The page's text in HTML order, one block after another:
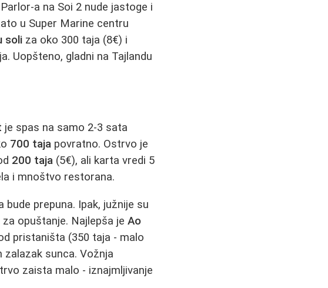
a na Soi 2 nude jastoge i
u Super Marine centru
soli za oko 300 taja (8€) i
Uopšteno, gladni na Tajlandu
je spas na samo 2-3 sata
700 taja povratno. Ostrvo je
200 taja (5€), ali karta vredi 5
i mnoštvo restorana.
prepuna. Ipak, južnije su
za opuštanje. Najlepša jeAo
pristaništa (350 taja - malo
sunca. Vožnja
zaista malo - iznajmljivanje